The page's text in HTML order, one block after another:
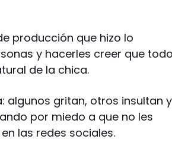
producción que hizo lo
y hacerles creer que todo
de la chica.
algunos gritan, otros insultan y
por miedo a que no les
las redes sociales.